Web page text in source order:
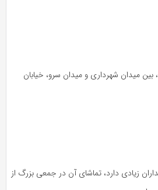
بین میدان شهرداری و میدان سرو، خیابان
زیادی دارد، تماشای آن در جمعی بزرگ از